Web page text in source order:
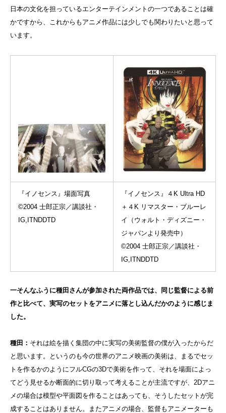
日本の文化を担っているエンターテインメントの一つであることは確
かですから、これからもアニメ作品には少しでも関わりたいと思って
います。
『イノセンス』場面写真
©2004 士郎正宗／講談社・
IG,ITNDDTD
『イノセンス』４K Ultra HD
＋４K リマスター・ブルーレ
イ（ウォルト・ディズニー・
ジャパンより発売中）
©2004 士郎正宗／講談社・
IG,ITNDDTD
一そんなふうに種田さんが参加された両作品では、同じ監督による前
作と比べて、実写のセットをアニメに落とし込んだかのように感じま
した。
種田： それは絵を描く集団の中に実写の美術監督の僕が入ったからだ
と思います。というのも今の世界のアニメ映画の美術は、まるでセッ
トを作るかのようにフルCGの3Dで美術を作って、それを場面によっ
てどう見せるか断面的に切り取って考えることが主流ですが、2Dアニ
メの場合は模型や平面図を作ることはあっても、そうしたセットが完
成することはありません。またアニメの場合、監督もアニメーターも